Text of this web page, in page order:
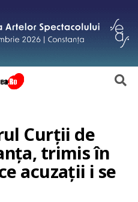
Curții de
trimis în
acuzații i se